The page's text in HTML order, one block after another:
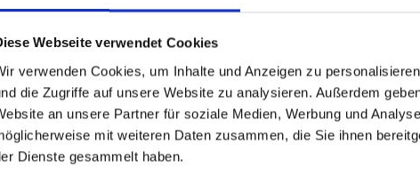
Webseite verwendet Cookies
verwenden Cookies, um Inhalte und Anzeigen zu
die Zugriffe auf unsere Website zu analysieren. Außerdem
an unsere Partner für soziale Medien, Werbung und
mit weiteren Daten zusammen, die Sie ihnen
Dienste gesammelt haben.
der Museumsverband sein
an Online- und Präsenzseminaren. Neben den
den Seminaren für die
Weiterbildung NORD enthält das
Sprechstunden. Unter verschiedenen ausgewählten
aller Sparten und Bereiche der